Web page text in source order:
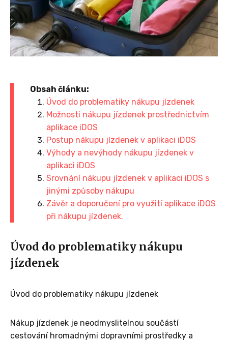
Obsah článku:
Úvod do problematiky nákupu jízdenek
Možnosti nákupu jízdenek prostřednictvím
aplikace iDOS
Postup nákupu jízdenek v aplikaci iDOS
Výhody a nevýhody nákupu jízdenek v
aplikaci iDOS
Srovnání nákupu jízdenek v aplikaci iDOS s
jinými způsoby nákupu
Závěr a doporučení pro využití aplikace iDOS
při nákupu jízdenek.
Úvod do problematiky nákupu
jízdenek
Úvod do problematiky nákupu jízdenek
Nákup jízdenek je neodmyslitelnou součástí
cestování hromadnými dopravními prostředky a